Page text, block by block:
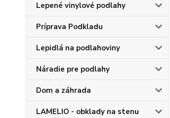
Lepené vinylové podlahy
Príprava Podkladu
Lepidlá na podlahoviny
Náradie pre podlahy
Dom a záhrada
LAMELIO - obklady na stenu